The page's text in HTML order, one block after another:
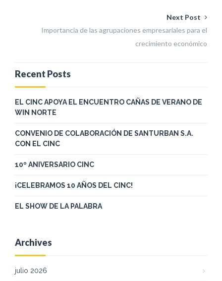
Next Post
Importancia de las agrupaciones empresariales para el
crecimiento económico
Recent Posts
EL CINC APOYA EL ENCUENTRO CAÑAS DE VERANO DE
WIN NORTE
CONVENIO DE COLABORACIÓN DE SANTURBAN S.A.
CON EL CINC
10º ANIVERSARIO CINC
¡CELEBRAMOS 10 AÑOS DEL CINC!
EL SHOW DE LA PALABRA
Archives
julio 2026